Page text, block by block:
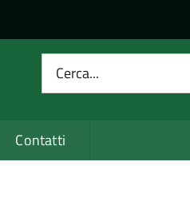
Cerca...
Contatti